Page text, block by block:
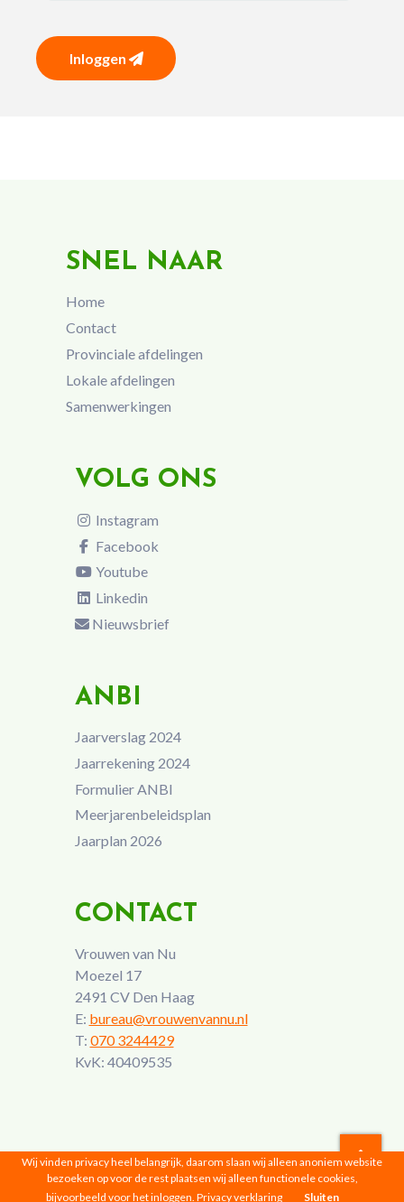
Inloggen
SNEL NAAR
Home
Contact
Provinciale afdelingen
Lokale afdelingen
Samenwerkingen
VOLG ONS
Instagram
Facebook
Youtube
Linkedin
Nieuwsbrief
ANBI
Jaarverslag 2024
Jaarrekening 2024
Formulier ANBI
Meerjarenbeleidsplan
Jaarplan 2026
CONTACT
Vrouwen van Nu
Moezel 17
2491 CV Den Haag
E: bureau@vrouwenvannu.nl
T: 070 3244429
KvK: 40409535
Vrouwen van Nu © 2026 |Privacyverklaring
Wij vinden privacy heel belangrijk, daarom slaan wij alleen anoniem website
bezoeken op voor de rest plaatsen wij alleen functionele cookies,
bijvoorbeeld voor het inloggen. Privacy verklaring Sluiten